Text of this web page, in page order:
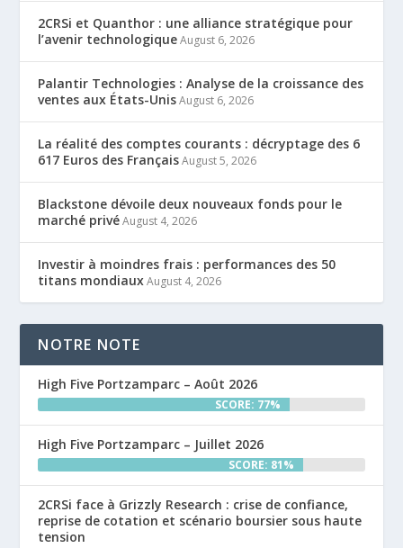
2CRSi et Quanthor : une alliance stratégique pour
l’avenir technologique August 6, 2026
Palantir Technologies : Analyse de la croissance des
ventes aux États-Unis August 6, 2026
La réalité des comptes courants : décryptage des 6
617 Euros des Français August 5, 2026
Blackstone dévoile deux nouveaux fonds pour le
marché privé August 4, 2026
Investir à moindres frais : performances des 50
titans mondiaux August 4, 2026
NOTRE NOTE
High Five Portzamparc – Août 2026
SCORE: 77%
High Five Portzamparc – Juillet 2026
SCORE: 81%
2CRSi face à Grizzly Research : crise de confiance,
reprise de cotation et scénario boursier sous haute
tension